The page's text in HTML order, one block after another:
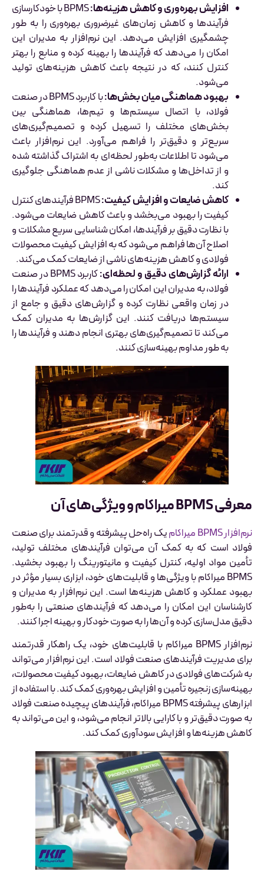
افزایش بهره‌وری و کاهش هزینه‌ها:
BPMS با خودکارسازی
فرآیندها و کاهش زمان‌های غیرضروری بهره‌وری را به طور
چشمگیری افزایش می‌دهد. این نرم‌افزار به مدیران این
امکان را می‌دهد که فرآیندها را بهینه کرده و منابع را بهتر
کنترل کنند، که در نتیجه باعث کاهش هزینه‌های تولید
می‌شود.
بهبود هماهنگی میان بخش‌ها:
با کاربرد BPMS در صنعت
فولاد، با اتصال سیستم‌ها و تیم‌ها، هماهنگی بین
بخش‌های مختلف را تسهیل کرده و تصمیم‌گیری‌های
سریع‌تر و دقیق‌تر را فراهم می‌آورد. این نرم‌افزار باعث
می‌شود تا اطلاعات به‌طور لحظه‌ای به اشتراک گذاشته شده
و از تداخل‌ها و مشکلات ناشی از عدم هماهنگی جلوگیری
کند.
کاهش ضایعات و افزایش کیفیت:
BPMS فرآیندهای کنترل
کیفیت را بهبود می‌بخشد و باعث کاهش ضایعات می‌شود.
با نظارت دقیق بر فرآیندها، امکان شناسایی سریع مشکلات و
اصلاح آن‌ها فراهم می‌شود که به افزایش کیفیت محصولات
فولادی و کاهش هزینه‌های ناشی از ضایعات کمک می‌کند.
ارائه گزارش‌های دقیق و لحظه‌ای:
کاربرد BPMS در صنعت
فولاد، به مدیران این امکان را می‌دهد که عملکرد فرآیندها را
در زمان واقعی نظارت کرده و گزارش‌های دقیق و جامع از
سیستم‌ها دریافت کنند. این گزارش‌ها به مدیران کمک
می‌کند تا تصمیم‌گیری‌های بهتری انجام دهند و فرآیندها را
به طور مداوم بهینه‌سازی کنند.
معرفی BPMS میراکام و ویژگی‌های آن
نرم‌افزار BPMS میراکام
یک راه‌حل پیشرفته و قدرتمند برای صنعت
فولاد است که به کمک آن می‌توان فرآیندهای مختلف تولید،
تأمین مواد اولیه، کنترل کیفیت و مانیتورینگ را بهبود بخشید.
BPMS میراکام با ویژگی‌ها و قابلیت‌های خود، ابزاری بسیار مؤثر در
بهبود عملکرد و کاهش هزینه‌ها است. این نرم‌افزار به مدیران و
کارشناسان این امکان را می‌دهد که فرآیندهای صنعتی را به‌طور
دقیق مدل‌سازی کرده و آن‌ها را به صورت خودکار و بهینه اجرا کنند.
نرم‌افزار BPMS میراکام با قابلیت‌های خود، یک راهکار قدرتمند
برای مدیریت فرآیندهای صنعت فولاد است. این نرم‌افزار می‌تواند
به شرکت‌های فولادی در کاهش ضایعات، بهبود کیفیت محصولات،
بهینه‌سازی زنجیره تأمین و افزایش بهره‌وری کمک کند. با استفاده از
ابزارهای پیشرفته BPMS میراکام، فرآیندهای پیچیده صنعت فولاد
به صورت دقیق‌تر و با کارایی بالاتر انجام می‌شود، و این می‌تواند به
کاهش هزینه‌ها و افزایش سودآوری کمک کند.